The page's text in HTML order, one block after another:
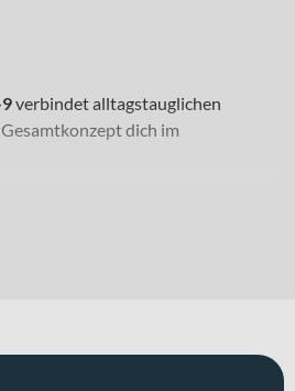
verbindet alltagstauglichen
dich im
NEX-E25 Federgabel mit 63